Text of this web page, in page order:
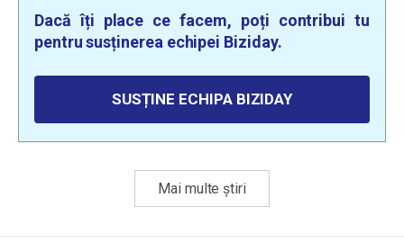
Dacă îți place ce facem, poți contribui tu
pentru susținerea echipei Biziday.
SUSȚINE ECHIPA BIZIDAY
Mai multe știri